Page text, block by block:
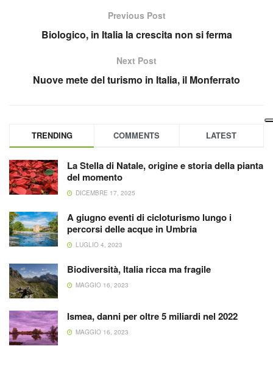
Previous Post
Biologico, in Italia la crescita non si ferma
Next Post
Nuove mete del turismo in Italia, il Monferrato
TRENDING COMMENTS LATEST
La Stella di Natale, origine e storia della pianta
del momento
DICEMBRE 17, 2025
A giugno eventi di cicloturismo lungo i
percorsi delle acque in Umbria
LUGLIO 4, 2023
Biodiversità, Italia ricca ma fragile
MAGGIO 16, 2023
Ismea, danni per oltre 5 miliardi nel 2022
MAGGIO 16, 2023